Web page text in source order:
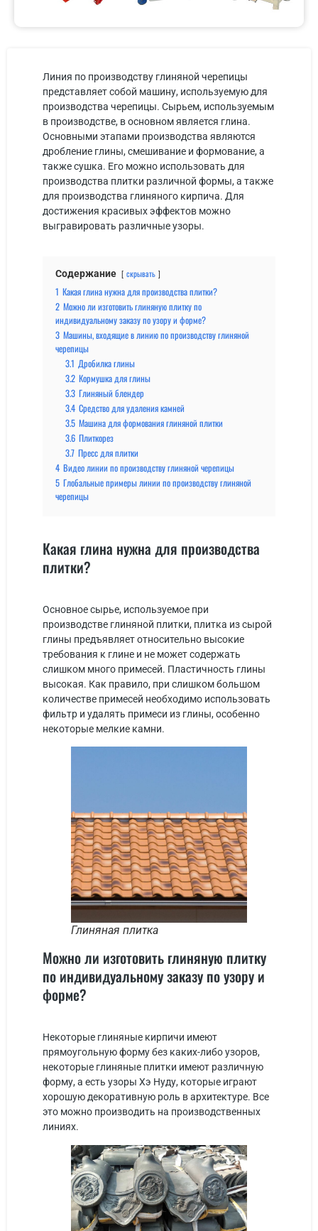
Линия по производству глиняной черепицы
представляет собой машину, используемую для
производства черепицы. Сырьем, используемым
в производстве, в основном является глина.
Основными этапами производства являются
дробление глины, смешивание и формование, а
также сушка. Его можно использовать для
производства плитки различной формы, а также
для производства глиняного кирпича. Для
достижения красивых эффектов можно
выгравировать различные узоры.
Содержание скрывать
1 Какая глина нужна для производства плитки?
2 Можно ли изготовить глиняную плитку по
индивидуальному заказу по узору и форме?
3 Машины, входящие в линию по производству глиняной
черепицы
3.1 Дробилка глины
3.2 Кормушка для глины
3.3 Глиняный блендер
3.4 Средство для удаления камней
3.5 Машина для формования глиняной плитки
3.6 Плиткорез
3.7 Пресс для плитки
4 Видео линии по производству глиняной черепицы
5 Глобальные примеры линии по производству глиняной
черепицы
Какая глина нужна для производства
плитки?
Основное сырье, используемое при
производстве глиняной плитки, плитка из сырой
глины предъявляет относительно высокие
требования к глине и не может содержать
слишком много примесей. Пластичность глины
высокая. Как правило, при слишком большом
количестве примесей необходимо использовать
фильтр и удалять примеси из глины, особенно
некоторые мелкие камни.
Глиняная плитка
Можно ли изготовить глиняную плитку
по индивидуальному заказу по узору и
форме?
Некоторые глиняные кирпичи имеют
прямоугольную форму без каких-либо узоров,
некоторые глиняные плитки имеют различную
форму, а есть узоры Хэ Нуду, которые играют
хорошую декоративную роль в архитектуре. Все
это можно производить на производственных
линиях.